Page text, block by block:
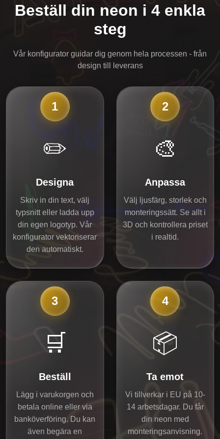
Beställ din neon i 4 enkla
steg
Vår konfigurator guidar dig genom hela processen - från
design till leverans
1
✏️
Designa
Skriv in din text, välj
typsnitt eller ladda upp
din egen logotyp. Vår
konfigurator vektoriserar
den automatiskt.
2
🎨
Anpassa
Välj ljusfärg, storlek och
monteringssätt. Se allt i
3D och kontrollera priset
i realtid.
3
🛒
Beställ
Lägg i varukorgen och
betala online eller via
banköverföring. Du kan
även begära en
4
📦
Ta emot
Vi tillverkar i EU på 10-
14 arbetsdagar. Du får
din neon med
monteringsanvisning.